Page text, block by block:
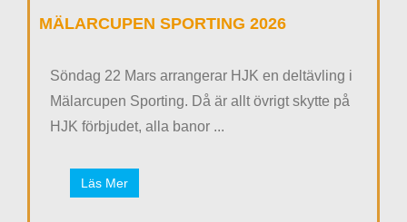
MÄLARCUPEN SPORTING 2026
Söndag 22 Mars arrangerar HJK en deltävling i
Mälarcupen Sporting. Då är allt övrigt skytte på
HJK förbjudet, alla banor ...
Läs Mer